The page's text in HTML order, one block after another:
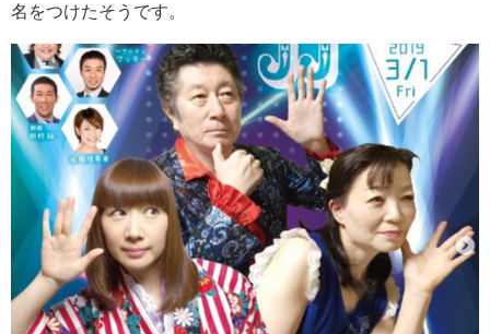
名をつけたそうです。